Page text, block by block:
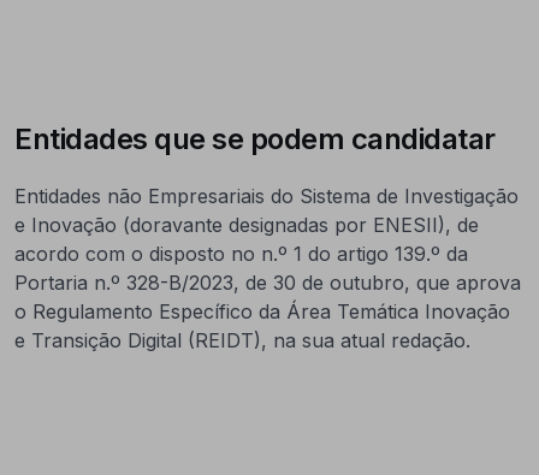
Entidades que se podem candidatar
Entidades não Empresariais do Sistema de Investigação
e Inovação (doravante designadas por ENESII), de
acordo com o disposto no n.º 1 do artigo 139.º da
Portaria n.º 328-B/2023, de 30 de outubro, que aprova
o Regulamento Específico da Área Temática Inovação
e Transição Digital (REIDT), na sua atual redação.